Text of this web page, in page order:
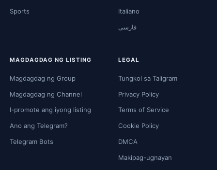
Sports Italiano
فارسی
MAGDAGDAG NG LISTING
Magdagdag ng Group
Magdagdag ng Channel
I-promote ang iyong listing
Ano ang Telegram?
Telegram Bots
LEGAL
Tungkol sa Taligram
Privacy Policy
Terms of Service
Cookie Policy
DMCA
Makipag-ugnayan